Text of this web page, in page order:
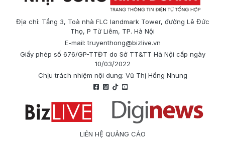
Địa chỉ: Tầng 3, Toà nhà FLC landmark Tower, đường Lê Đức
Thọ, P Từ Liêm, TP. Hà Nội
E-mail:truyenthong@bizlive.vn
Giấy phép số 676/GP-TTĐT do Sở TT&TT Hà Nội cấp ngày
10/03/2022
Chịu trách nhiệm nội dung: Vũ Thị Hồng Nhung
LIÊN HỆ QUẢNG CÁO